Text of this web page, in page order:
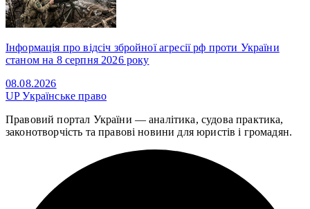
Інформація про відсіч збройної агресії рф проти України
станом на 8 серпня 2026 року
08.08.2026
UPУкраїнське право
Правовий портал України — аналітика, судова практика,
законотворчість та правові новини для юристів і громадян.